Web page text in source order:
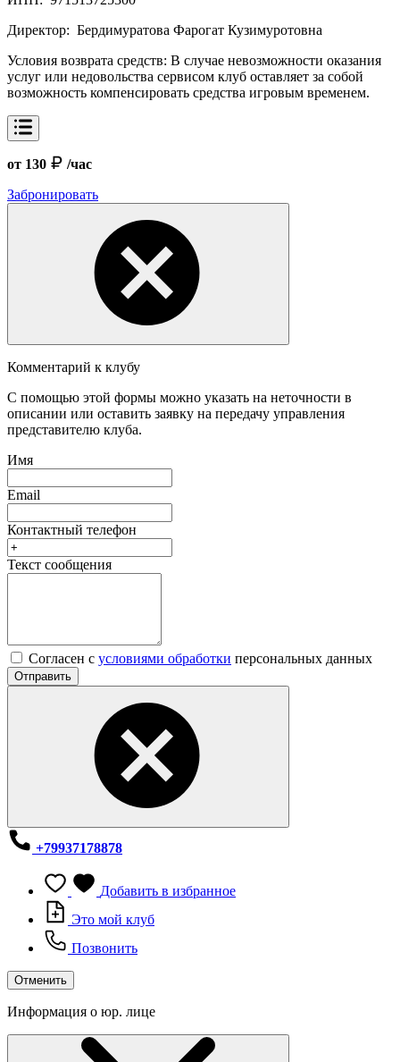
Директор: Бердимуратова Фарогат Кузимуротовна
Условия возврата средств: В случае невозможности оказания
услуг или недовольства сервисом клуб оставляет за собой
возможность компенсировать средства игровым временем.
от 130
/час
Забронировать
Комментарий к клубу
С помощью этой формы можно указать на неточности в
описании или оставить заявку на передачу управления
представителю клуба.
Имя
Email
Контактный телефон
Текст сообщения
Согласен с условиями обработки персональных данных
Отправить
+79937178878
Добавить в избранное
Это мой клуб
Позвонить
Отменить
Информация о юр. лице